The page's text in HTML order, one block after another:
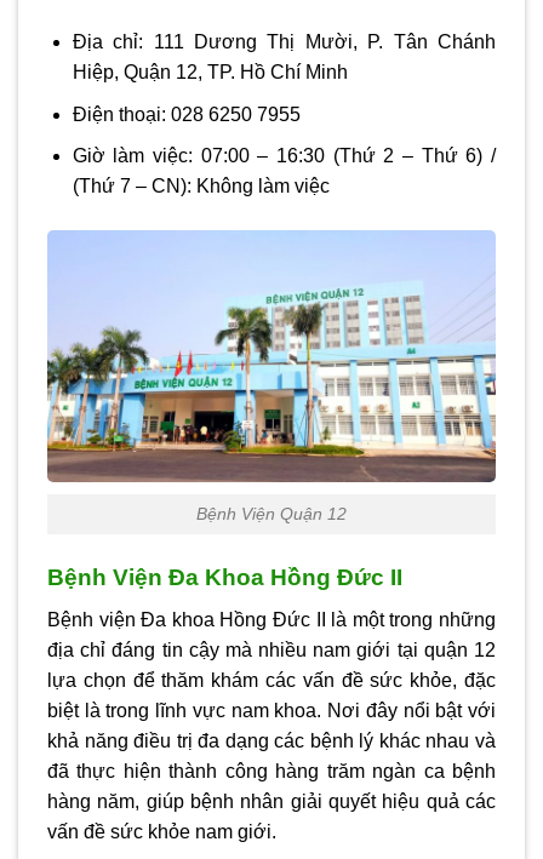
Địa chỉ: 111 Dương Thị Mười, P. Tân Chánh
Hiệp, Quận 12, TP. Hồ Chí Minh
Điện thoại: 028 6250 7955
Giờ làm việc: 07:00 – 16:30 (Thứ 2 – Thứ 6) /
(Thứ 7 – CN): Không làm việc
Bệnh Viện Quận 12
Bệnh Viện Đa Khoa Hồng Đức II
Bệnh viện Đa khoa Hồng Đức II là một trong những
địa chỉ đáng tin cậy mà nhiều nam giới tại quận 12
lựa chọn để thăm khám các vấn đề sức khỏe, đặc
biệt là trong lĩnh vực nam khoa. Nơi đây nổi bật với
khả năng điều trị đa dạng các bệnh lý khác nhau và
đã thực hiện thành công hàng trăm ngàn ca bệnh
hàng năm, giúp bệnh nhân giải quyết hiệu quả các
vấn đề sức khỏe nam giới.